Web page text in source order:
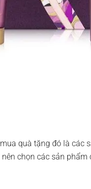
quà tặng đó là các
chọn các sản